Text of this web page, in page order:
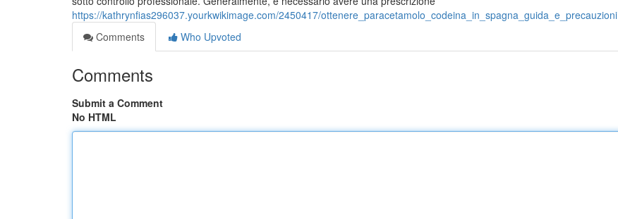
https://kathrynfias296037.yourkwikimage.com/2450417/ottenere_paracetamolo_codeina_in_spagna_guida_e_precauzioni
Comments
Who Upvoted
Comments
Submit a Comment
No HTML